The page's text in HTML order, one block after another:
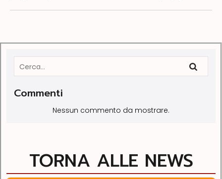
Commenti
Nessun commento da mostrare.
TORNA ALLE NEWS